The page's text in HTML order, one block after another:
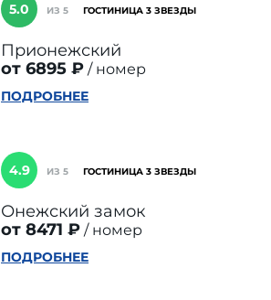
5.0 ИЗ 5 ГОСТИНИЦА 3 ЗВЕЗДЫ
Прионежский
от 6895 ₽
номер
ПОДРОБНЕЕ
4.9 ИЗ 5 ГОСТИНИЦА 3 ЗВЕЗДЫ
Онежский замок
от 8471 ₽
номер
ПОДРОБНЕЕ